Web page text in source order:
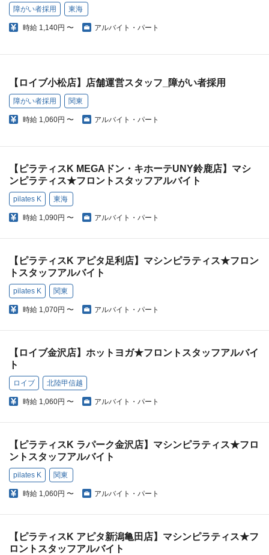
障がい者採用 東海
時給 1,140円 〜 アルバイト・パート
【ロイブ小松店】店舗運営スタッフ_障がい者採用
障がい者採用 関東
時給 1,060円 〜 アルバイト・パート
【ピラティスK MEGAドン・キホーテUNY鈴鹿店】マシ
ンピラティス★フロントスタッフアルバイト
pilates K 東海
時給 1,090円 〜 アルバイト・パート
【ピラティスK アピタ足利店】マシンピラティス★フロン
トスタッフアルバイト
pilates K 関東
時給 1,070円 〜 アルバイト・パート
【ロイブ金沢店】ホットヨガ★フロントスタッフアルバイ
ト
ロイブ 北陸甲信越
時給 1,060円 〜 アルバイト・パート
【ピラティスK ラパーク金沢店】マシンピラティス★フロ
ントスタッフアルバイト
pilates K 関東
時給 1,060円 〜 アルバイト・パート
【ピラティスK アピタ新潟亀田店】マシンピラティス★フ
ロントスタッフアルバイト